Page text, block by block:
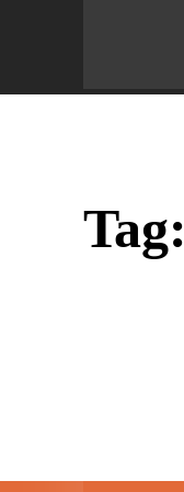
Tag: